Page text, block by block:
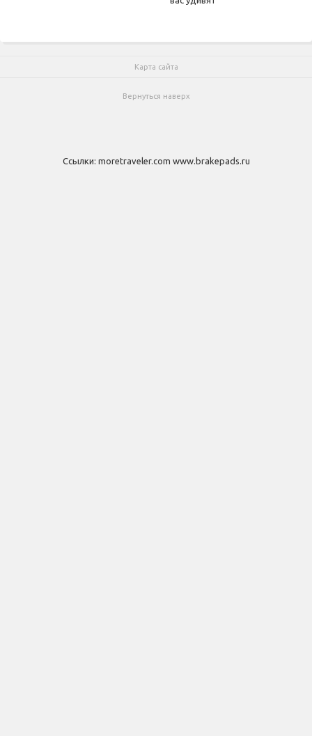
Карта сайта
Вернуться наверх
Ссылки: moretraveler.com www.brakepads.ru